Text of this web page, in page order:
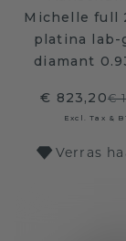
Michelle full
platina lab-
diamant
€ 823,20€
Excl. Tax &
Verras